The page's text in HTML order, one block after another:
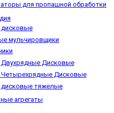
для пропашной обработки
мульчировщики
Дисковые
Дисковые
тяжелые
агрегаты